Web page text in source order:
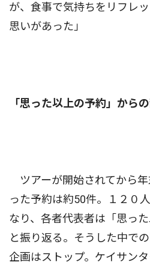
が、食事で気持ちをリフレ
思いがあった」
「思った以上の予約」から
ツアーが開始されてから
った予約は約50件。１２０
なり、各者代表者は「思っ
と振り返る。そうした中で
企画はストップ。ケイサン